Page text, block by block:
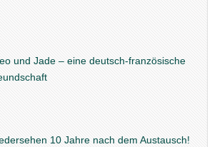
und Jade – eine deutsch-französische
10 Jahre nach dem Austausch!